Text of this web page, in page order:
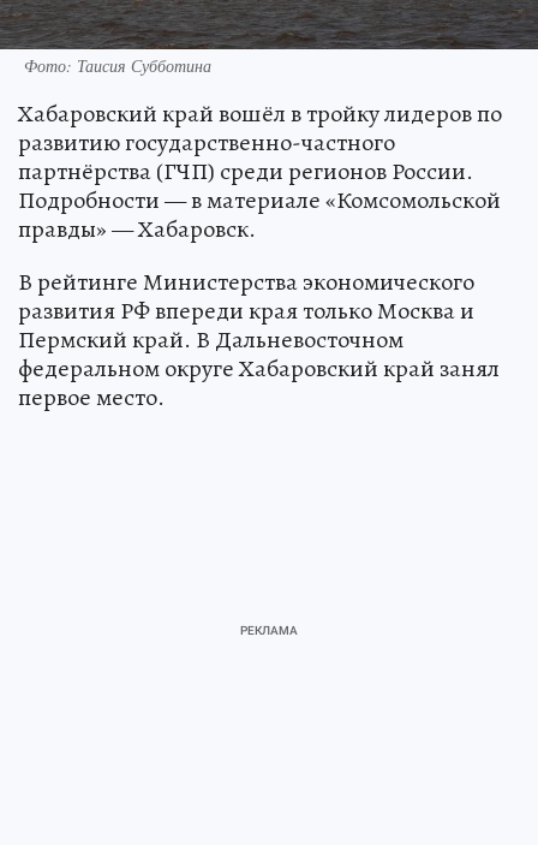
Фото: Таисия Субботина
Хабаровский край вошёл в тройку лидеров по
развитию государственно-частного
партнёрства (ГЧП) среди регионов России.
Подробности — в материале «Комсомольской
правды» — Хабаровск.
В рейтинге Министерства экономического
развития РФ впереди края только Москва и
Пермский край. В Дальневосточном
федеральном округе Хабаровский край занял
первое место.